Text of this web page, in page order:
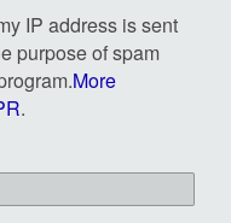
IP address is sent
purpose of spam
More
.